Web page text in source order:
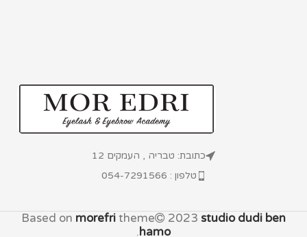
כתובת: טבריה , העמקים 12
טלפון : 054-7291566
Based on morefritheme 2023 studio dudi ben
hamo
.